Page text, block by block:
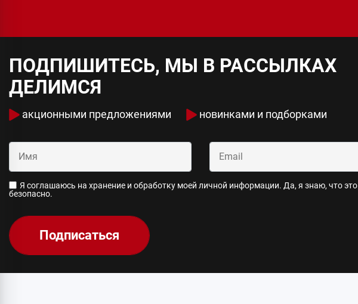
ПОДПИШИТЕСЬ, МЫ В РАССЫЛКАХ
ДЕЛИМСЯ
акционными предложениями новинками и подборками
Я соглашаюсь на хранение и обработку моей личной информации. Да, я знаю, что это
безопасно.
Подписаться